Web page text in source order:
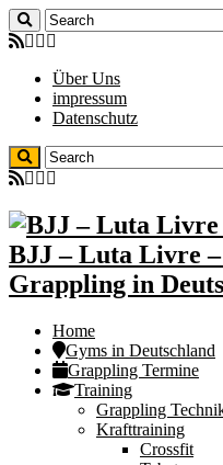
Über Uns
impressum
Datenschutz
BJJ – Luta Livre
Grappling in
Home
Gyms in Deutschland
Grappling Termine
Training
Grappling
Krafttraining
Crossfit